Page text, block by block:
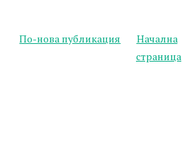
По-нова публикация
Начална
страница